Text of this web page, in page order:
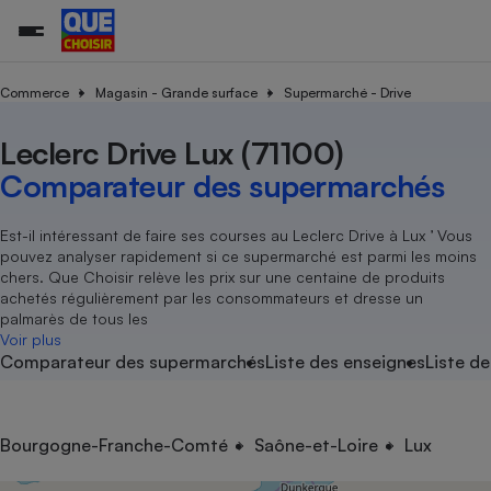
Commerce Magasin - Grande surface Supermarché - Drive
Leclerc Drive Lux (71100)
Comparateur des supermarchés
Est-il intéressant de faire ses courses au Leclerc Drive à Lux ’ Vous
pouvez analyser rapidement si ce supermarché est parmi les moins
chers. Que Choisir relève les prix sur une centaine de produits
achetés régulièrement par les consommateurs et dresse un
palmarès de tous les
Voir plus
Comparateur des supermarchésListe des enseignesListe
Bourgogne-Franche-Comté Saône-et-Loire Lux
Nutrition
Assurance auto
Magasin - Grande surface
Méthode de vente -
Organismes de défense
Système judiciairegratuit
Déchet
Achat - Vente - Travaux
Location
Sport
électrique
Démarche administrative
Senior
Service marchand
Train
Transport aérien
Toutes les actualités
Enquêtes
Guides d'achat
Conseils
Brèves
Tous les services
Soumettre un litige
Lettres types
Rencontrer une association locale
Tous nos combats
Nos actions
Nos grandes victoires
Les billets de la présidente
Nos associations locales
Nous rejoindre
En savoir plus sur Que Choisir Ensemble
?
L’association
Nos missions
Notre méthodologie
Notre financement
Nos partenaires
Nous rejoindre